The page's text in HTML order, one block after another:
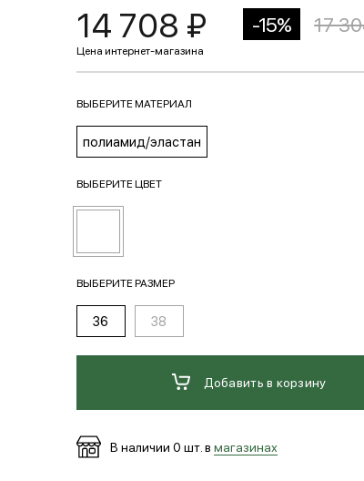
14 708 ₽ -15% 17
ВЫБЕРИТЕ МАТЕРИАЛ
полиамид/эластан
ВЫБЕРИТЕ ЦВЕТ
ВЫБЕРИТЕ РАЗМЕР
36 38
Добавить в корзину
В наличии 0 шт. в магазинах